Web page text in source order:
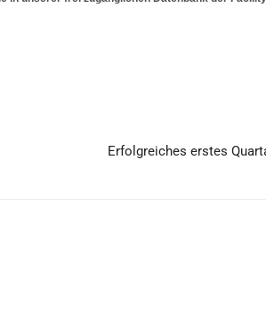
Erfolgreiches erstes